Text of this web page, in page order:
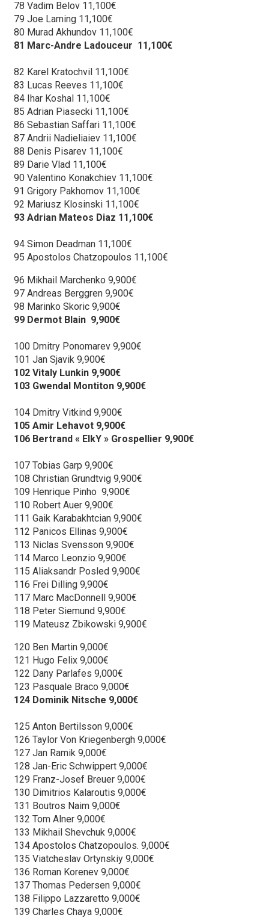
78 Vadim Belov 11,100€
79 Joe Laming 11,100€
80 Murad Akhundov 11,100€
81 Marc-Andre Ladouceur 11,100€
82 Karel Kratochvil 11,100€
83 Lucas Reeves 11,100€
84 Ihar Koshal 11,100€
85 Adrian Piasecki 11,100€
86 Sebastian Saffari 11,100€
87 Andrii Nadieliaiev 11,100€
88 Denis Pisarev 11,100€
89 Darie Vlad 11,100€
90 Valentino Konakchiev 11,100€
91 Grigory Pakhomov 11,100€
92 Mariusz Klosinski 11,100€
93 Adrian Mateos Diaz 11,100€
94 Simon Deadman 11,100€
95 Apostolos Chatzopoulos 11,100€
96 Mikhail Marchenko 9,900€
97 Andreas Berggren 9,900€
98 Marinko Skoric 9,900€
99 Dermot Blain 9,900€
100 Dmitry Ponomarev 9,900€
101 Jan Sjavik 9,900€
102 Vitaly Lunkin 9,900€
103 Gwendal Montiton 9,900€
104 Dmitry Vitkind 9,900€
105 Amir Lehavot 9,900€
106 Bertrand « ElkY » Grospellier 9,900€
107 Tobias Garp 9,900€
108 Christian Grundtvig 9,900€
109 Henrique Pinho 9,900€
110 Robert Auer 9,900€
111 Gaik Karabakhtcian 9,900€
112 Panicos Ellinas 9,900€
113 Niclas Svensson 9,900€
114 Marco Leonzio 9,900€
115 Aliaksandr Posled 9,900€
116 Frei Dilling 9,900€
117 Marc MacDonnell 9,900€
118 Peter Siemund 9,900€
119 Mateusz Zbikowski 9,900€
120 Ben Martin 9,000€
121 Hugo Felix 9,000€
122 Dany Parlafes 9,000€
123 Pasquale Braco 9,000€
124 Dominik Nitsche 9,000€
125 Anton Bertilsson 9,000€
126 Taylor Von Kriegenbergh 9,000€
127 Jan Ramik 9,000€
128 Jan-Eric Schwippert 9,000€
129 Franz-Josef Breuer 9,000€
130 Dimitrios Kalaroutis 9,000€
131 Boutros Naim 9,000€
132 Tom Alner 9,000€
133 Mikhail Shevchuk 9,000€
134 Apostolos Chatzopoulos. 9,000€
135 Viatcheslav Ortynskiy 9,000€
136 Roman Korenev 9,000€
137 Thomas Pedersen 9,000€
138 Filippo Lazzaretto 9,000€
139 Charles Chaya 9,000€